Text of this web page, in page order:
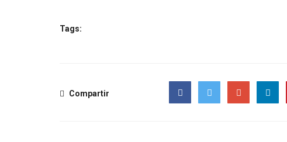
Tags:
Compartir